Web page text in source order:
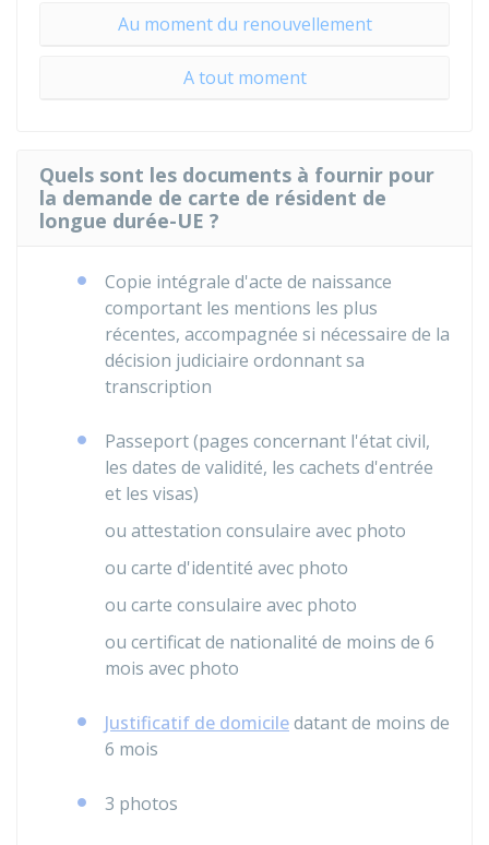
Au moment du renouvellement
A tout moment
Quels sont les documents à fournir pour
la demande de carte de résident de
longue durée-UE ?
Copie intégrale d'acte de naissance
comportant les mentions les plus
récentes, accompagnée si nécessaire de la
décision judiciaire ordonnant sa
transcription
Passeport (pages concernant l'état civil,
les dates de validité, les cachets d'entrée
et les visas)
ou attestation consulaire avec photo
ou carte d'identité avec photo
ou carte consulaire avec photo
ou certificat de nationalité de moins de 6
mois avec photo
Justificatif de domiciledatant de moins de
6 mois
3 photos